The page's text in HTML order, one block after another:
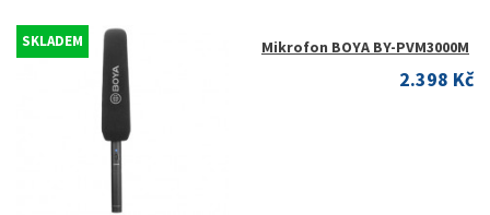
SKLADEM Mikrofon BOYA BY-PVM3000M
2.398 Kč